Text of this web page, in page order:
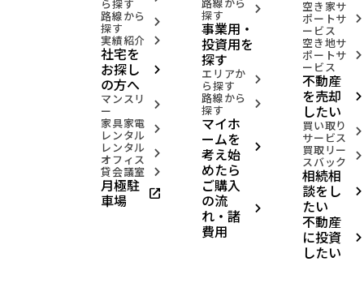
ら探す
路線から
探す arrow_forward_ios
実績紹介 arrow_forward_ios
社宅を
お探し
の方へ
arrow_forward_ios
マンスリ
ー arrow_forward_ios
家具家電
レンタル arrow_forward_ios
レンタル
オフィス arrow_forward_ios
貸会議室 arrow_forward_ios
月極駐
車場 open_in_new
路線から
探す arrow_forward_ios
事業用・
投資用を
探す
エリアか
ら探す arrow_forward_ios
路線から
探す arrow_forward_ios
マイホ
ームを
考え始
めたら
arrow_forward_ios
ご購入
の流
れ・諸
費用
arrow_forward_ios
空き家サ
ポートサ
ービス
arrow_forward_ios
空き地サ
ポートサ
ービス
arrow_forward_ios
不動産
を売却
したい
arrow_forward_ios
買い取り
サービス arrow_forward_ios
買取リー
スバック arrow_forward_ios
相続相
談をし
たい
arrow_forward_ios
不動産
に投資
したい
arrow_forward_ios